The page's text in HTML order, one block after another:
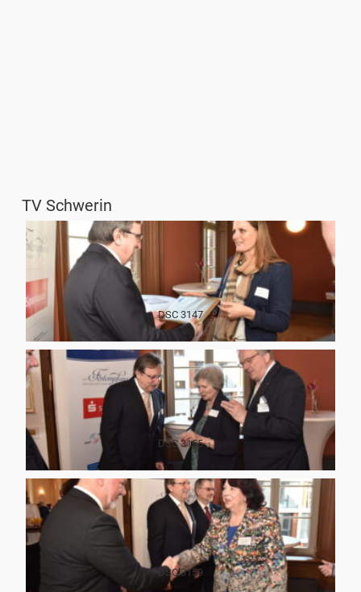
TV Schwerin
DSC 3147
DSC 3155
DSC 3159